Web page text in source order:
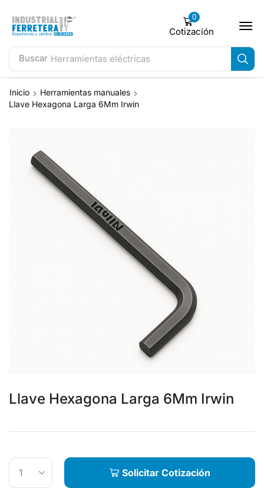
Buscar Herramientas eléctricas
0
Cotización
Inicio
Herramientas manuales
Llave Hexagona Larga 6Mm Irwin
Llave Hexagona Larga 6Mm Irwin
Solicitar Cotización